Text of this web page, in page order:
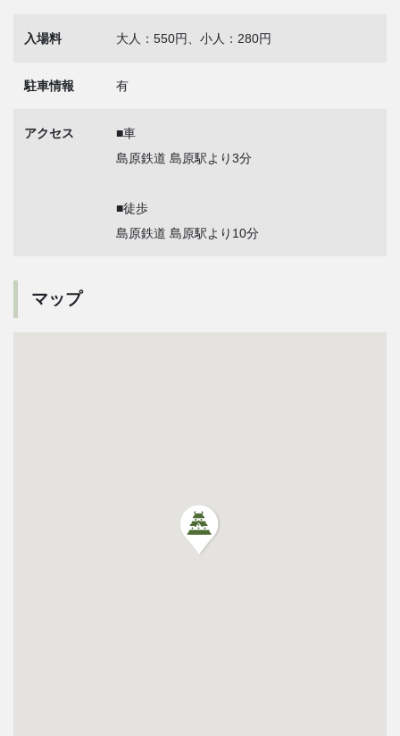
入場料 大人：550円、小人：280円
駐車情報 有
アクセス
■車
島原鉄道 島原駅より3分
■徒歩
島原鉄道 島原駅より10分
マップ